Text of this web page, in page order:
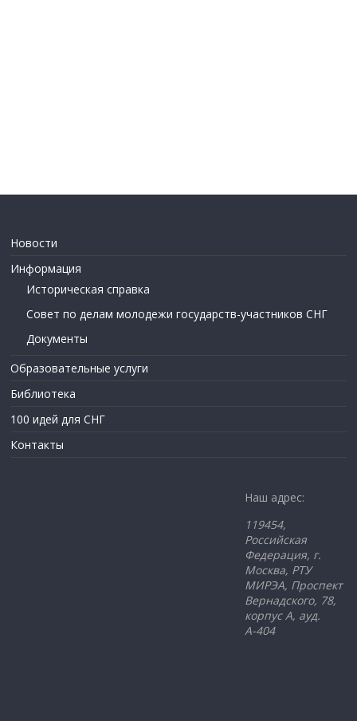
Новости
Информация
Историческая справка
Совет по делам молодежи государств-участников СНГ
Документы
Образовательные услуги
Библиотека
100 идей для СНГ
Контакты
Наш адрес:
119454,
Российская
Федерация, г.
Москва, РТУ
МИРЭА, Проспект
Вернадского, 78,
корпус А, ауд.
А-404